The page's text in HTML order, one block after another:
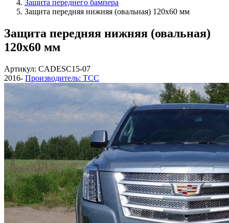
Защита переднего бампера
Защита передняя нижняя (овальная) 120х60 мм
Защита передняя нижняя (овальная)
120х60 мм
Артикул: CADESC15-07
2016- Производитель: ТСС